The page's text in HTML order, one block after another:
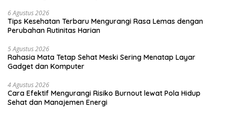
6 Agustus 2026
Tips Kesehatan Terbaru Mengurangi Rasa Lemas dengan
Perubahan Rutinitas Harian
5 Agustus 2026
Rahasia Mata Tetap Sehat Meski Sering Menatap Layar
Gadget dan Komputer
4 Agustus 2026
Cara Efektif Mengurangi Risiko Burnout lewat Pola Hidup
Sehat dan Manajemen Energi